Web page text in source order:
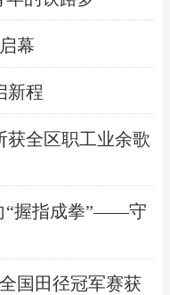
幕
新程
获全区职工业余歌
“握指成拳”——守
国田径冠军赛获